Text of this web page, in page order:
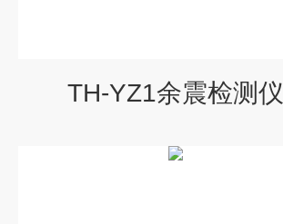
TH-YZ1余震检测仪